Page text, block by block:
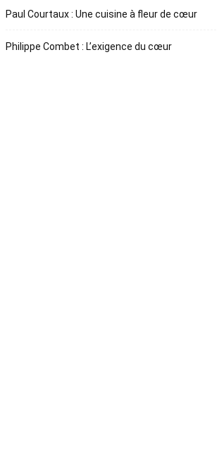
Paul Courtaux : Une cuisine à fleur de cœur
Philippe Combet : L’exigence du cœur